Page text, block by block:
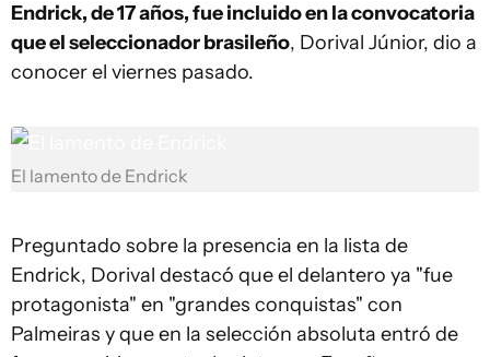
Endrick, de 17 años, fue incluido en la convocatoria
que el seleccionador brasileño, Dorival Júnior, dio a
conocer el viernes pasado.
El lamento de Endrick
Preguntado sobre la presencia en la lista de
Endrick, Dorival destacó que el delantero ya "fue
protagonista" en "grandes conquistas" con
Palmeiras y que en la selección absoluta entró de